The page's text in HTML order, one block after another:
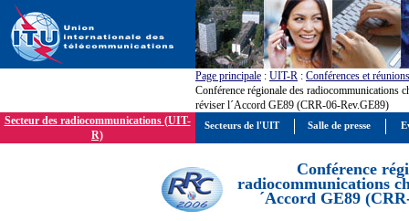
Page principale : UIT-R : Conférences et réunions
Conférence régionale des radiocommunications
réviser l´Accord GE89 (CRR-06-Rev.GE89)
Secteur des radiocommunications (UIT-
R)
Conférence
radiocommunications
´Accord GE89
Secteurs de l'UIT Salle de presse